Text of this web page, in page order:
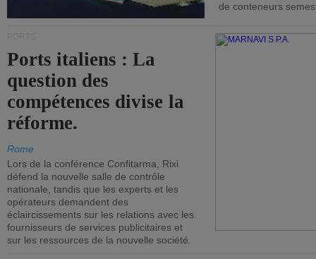
de conteneurs
Ports italiens : La
question des
compétences divise la
réforme.
Rome
Lors de la conférence Confitarma, Rixi
défend la nouvelle salle de contrôle
nationale, tandis que les experts et les
opérateurs demandent des
éclaircissements sur les relations avec les
fournisseurs de services publicitaires et
sur les ressources de la nouvelle société.